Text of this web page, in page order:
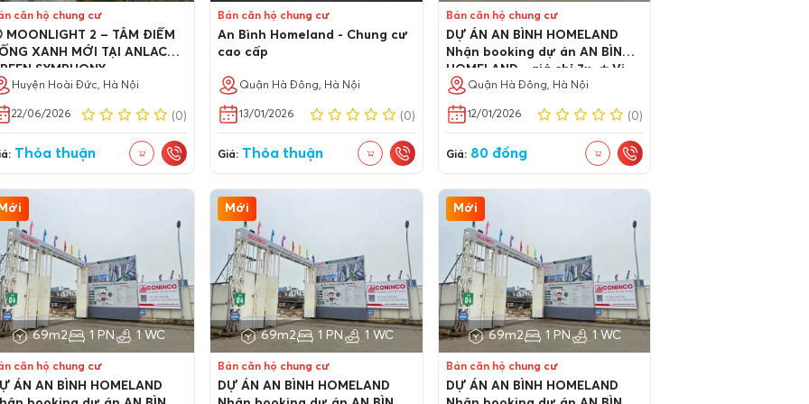
căn hộ chung cư
MOONLIGHT 2 – TÂM ĐIỂM
XANH MỚI TẠI ANLAC
SYMPHONY
Huyện Hoài Đức, Hà Nội
22/06/2026 (0)
Thỏa thuận
Bán căn hộ chung cư
An Bình Homeland - Chung cư
cao cấp
Quận Hà Đông, Hà Nội
13/01/2026 (0)
Giá: Thỏa thuận
Bán căn hộ chung cư
DỰ ÁN AN BÌNH HOMELAND
Nhận booking dự án AN BÌNH
HOMELAND - giá chỉ 7x- ⭐ Vị
trí: Khu C - KĐT Geleximco – Lê
Trọng Tấn, Hà Đông ⭐ Chủ đầu
tư: Tập Đoàn Geleximco ⭐
Tổng thầu thi công: Công ty
CP Đầu tư & Phát triển xây
kế:
Quận Hà Đông, Hà Nội
12/01/2026 (0)
Giá: 80 đồng
Mới
69m2 1 PN 1 WC
căn hộ chung cư
ÁN AN BÌNH HOMELAND
Mới
69m2 1 PN 1 WC
Bán căn hộ chung cư
DỰ ÁN AN BÌNH HOMELAND
Mới
69m2 1 PN 1 WC
Bán căn hộ chung cư
DỰ ÁN AN BÌNH HOMELAND